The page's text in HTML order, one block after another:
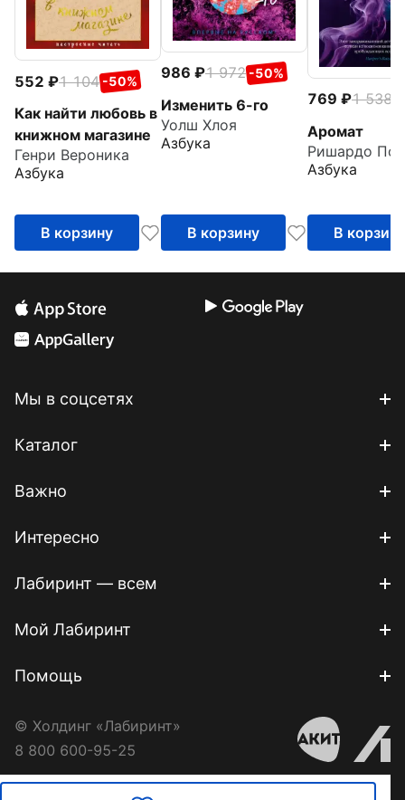
552 1 104 -50%
Как найти любовь в
книжном магазине
Генри Вероника
Азбука
В корзину
986 1 972 -50%
Изменить 6-го
Уолш Хлоя
Азбука
В корзину
769 1 538
Аромат
Ришардо
Азбука
В корзину
Мы в соцсетях
Каталог
Важно
Интересно
Лабиринт — всем
Мой Лабиринт
Помощь
© Холдинг «Лабиринт»
8 800 600-95-25